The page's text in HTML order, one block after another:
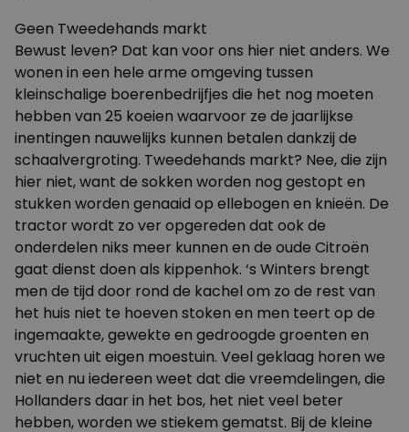
Geen Tweedehands markt
Bewust leven? Dat kan voor ons hier niet anders. We
wonen in een hele arme omgeving tussen
kleinschalige boerenbedrijfjes die het nog moeten
hebben van 25 koeien waarvoor ze de jaarlijkse
inentingen nauwelijks kunnen betalen dankzij de
schaalvergroting. Tweedehands markt? Nee, die zijn
hier niet, want de sokken worden nog gestopt en
stukken worden genaaid op ellebogen en knieën. De
tractor wordt zo ver opgereden dat ook de
onderdelen niks meer kunnen en de oude Citroën
gaat dienst doen als kippenhok. ‘s Winters brengt
men de tijd door rond de kachel om zo de rest van
het huis niet te hoeven stoken en men teert op de
ingemaakte, gewekte en gedroogde groenten en
vruchten uit eigen moestuin. Veel geklaag horen we
niet en nu iedereen weet dat die vreemdelingen, die
Hollanders daar in het bos, het niet veel beter
hebben, worden we stiekem gematst. Bij de kleine